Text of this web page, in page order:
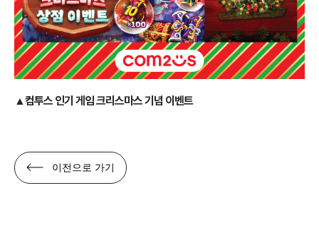
▲컴투스 인기 게임 크리스마스 기념 이벤트
이전으로 가기